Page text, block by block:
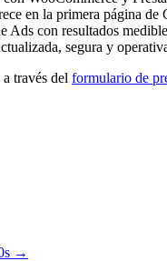
en la primera página de
Ads con resultados
segura y
través del formulario de
→